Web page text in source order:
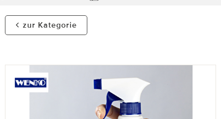
zur Kategorie